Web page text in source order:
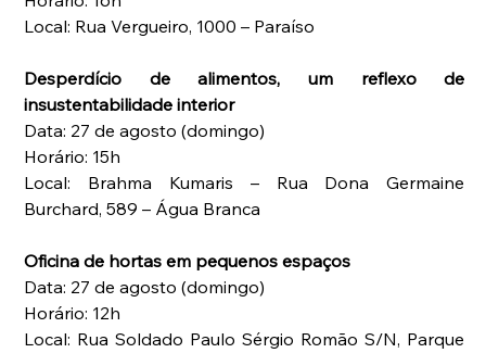
Local: Rua Vergueiro, 1000 – Paraíso
Desperdício de alimentos, um reflexo de
insustentabilidade interior
Data: 27 de agosto (domingo)
Horário: 15h
Local: Brahma Kumaris – Rua Dona Germaine
Burchard, 589 – Água Branca
Oficina de hortas em pequenos espaços
Data: 27 de agosto (domingo)
Horário: 12h
Local: Rua Soldado Paulo Sérgio Romão S/N, Parque